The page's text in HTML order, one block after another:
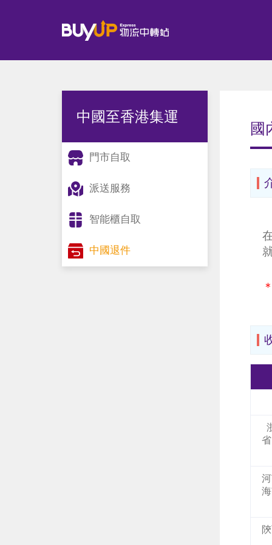
中國至香港集運
門市自取
派送服務
智能櫃自取
中國退件
國